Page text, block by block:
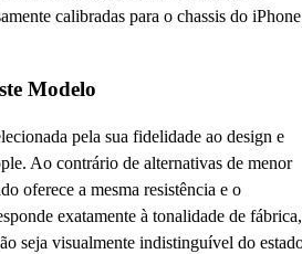
calibradas para o chassis do iPhone
Modelo
pela sua fidelidade ao design e
Ao contrário de alternativas de menor
oferece a mesma resistência e o
exatamente à tonalidade de fábrica,
seja visualmente indistinguível do